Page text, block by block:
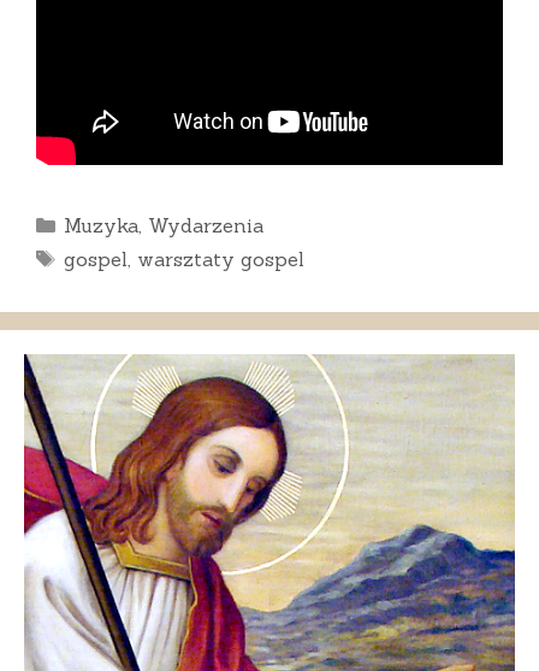
Kategorie
Muzyka, Wydarzenia
Tagi
gospel, warsztaty gospel